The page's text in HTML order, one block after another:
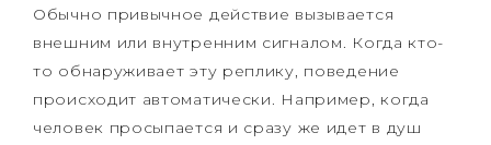
Обычно привычное действие вызывается
внешним или внутренним сигналом. Когда кто-
то обнаруживает эту реплику, поведение
происходит автоматически. Например, когда
человек просыпается и сразу же идет в душ